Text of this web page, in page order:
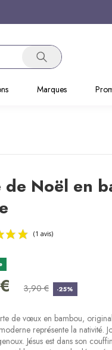
Marques
de Noël en
3,90 € -25%
de vœux en bambou,
représente la nativité.
Jésus est dans son